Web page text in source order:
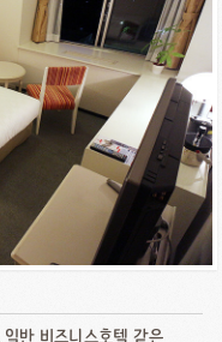
반 비즈니스호텔 같은